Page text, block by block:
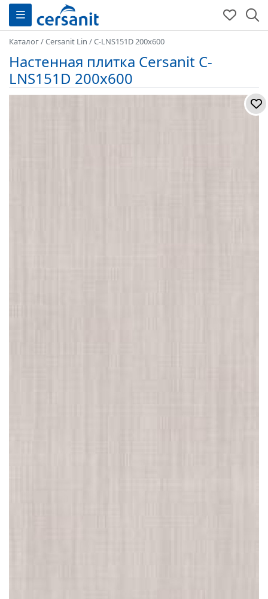
Каталог/Cersanit Lin /C-LNS151D 200x600
Настенная плитка Cersanit C-
LNS151D 200x600